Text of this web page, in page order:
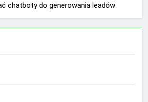
chatboty do generowania leadów